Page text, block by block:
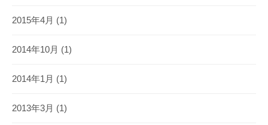
2015年4月 (1)
2014年10月 (1)
2014年1月 (1)
2013年3月 (1)